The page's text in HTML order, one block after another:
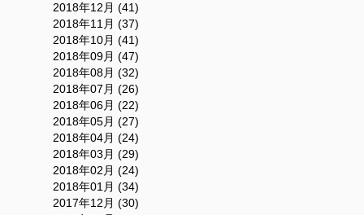
2018年12月 (41)
2018年11月 (37)
2018年10月 (41)
2018年09月 (47)
2018年08月 (32)
2018年07月 (26)
2018年06月 (22)
2018年05月 (27)
2018年04月 (24)
2018年03月 (29)
2018年02月 (24)
2018年01月 (34)
2017年12月 (30)